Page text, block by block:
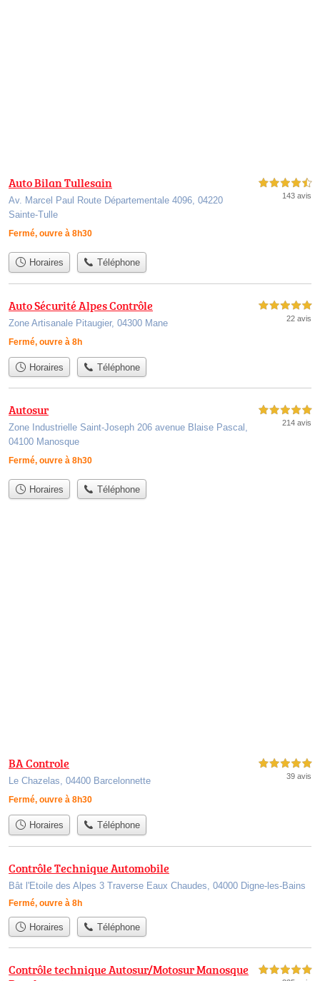
Auto Bilan Tullesain
Av. Marcel Paul Route Départementale 4096, 04220
Sainte-Tulle
Fermé, ouvre à 8h30
4,5 étoiles sur 5
143 avis
Horaires Téléphone
Auto Sécurité Alpes Contrôle
Zone Artisanale Pitaugier, 04300 Mane
Fermé, ouvre à 8h
5,0 étoiles sur 5
22 avis
Horaires Téléphone
Autosur
Zone Industrielle Saint-Joseph 206 avenue Blaise Pascal,
04100 Manosque
Fermé, ouvre à 8h30
5,0 étoiles sur 5
214 avis
Horaires Téléphone
BA Controle
Le Chazelas, 04400 Barcelonnette
Fermé, ouvre à 8h30
5,0 étoiles sur 5
39 avis
Horaires Téléphone
Contrôle Technique Automobile
Bât l'Etoile des Alpes 3 Traverse Eaux Chaudes, 04000 Digne-les-Bains
Fermé, ouvre à 8h
Horaires Téléphone
Contrôle technique Autosur/Motosur Manosque
5,0 étoiles sur 5